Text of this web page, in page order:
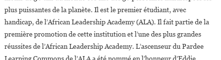
plus puissantes de la planète. Il est le premier étudiant, avec
handicap, de l’African Leadership Academy (ALA). Il fait partie de la
première promotion de cette institution et l’une des plus grandes
réussites de l’African Leadership Academy. L’ascenseur du Pardee